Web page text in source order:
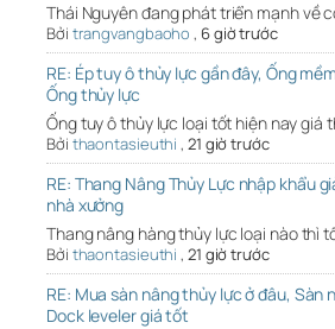
Thái Nguyên đang phát triển mạnh về
Bởi trangvangbaoho , 6 giờ trước
RE: Ép tuy ô thủy lực gần đây, Ống
Ống thủy lực
Ống tuy ô thủy lực loại tốt hiện nay giá
Bởi thaontasieuthi , 21 giờ trước
RE: Thang Nâng Thủy Lực nhập khẩu
nhà xưởng
Thang nâng hàng thủy lực loại nào thì
Bởi thaontasieuthi , 21 giờ trước
RE: Mua sàn nâng thủy lực ở đâu, Sàn
Dock leveler giá tốt